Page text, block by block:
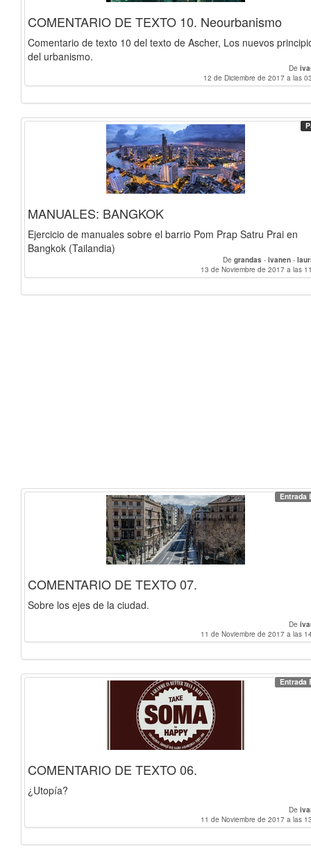
COMENTARIO DE TEXTO 10. Neourbanismo
Comentario de texto 10 del texto de Ascher, Los nuevos
del urbanismo.
De
12 de Diciembre de 2017 a las
MANUALES: BANGKOK
Ejercicio de manuales sobre el barrio Pom Prap Satru Prai en
Bangkok (Tailandia)
De grandas - ivanen -
13 de Noviembre de 2017 a las
Entrada
COMENTARIO DE TEXTO 07.
Sobre los ejes de la ciudad.
De
11 de Noviembre de 2017 a las
Entrada
COMENTARIO DE TEXTO 06.
¿Utopía?
De
11 de Noviembre de 2017 a las